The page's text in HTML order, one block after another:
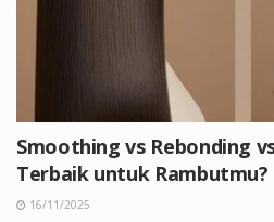
Smoothing vs Rebonding
Terbaik untuk Rambutmu?
16/11/2025